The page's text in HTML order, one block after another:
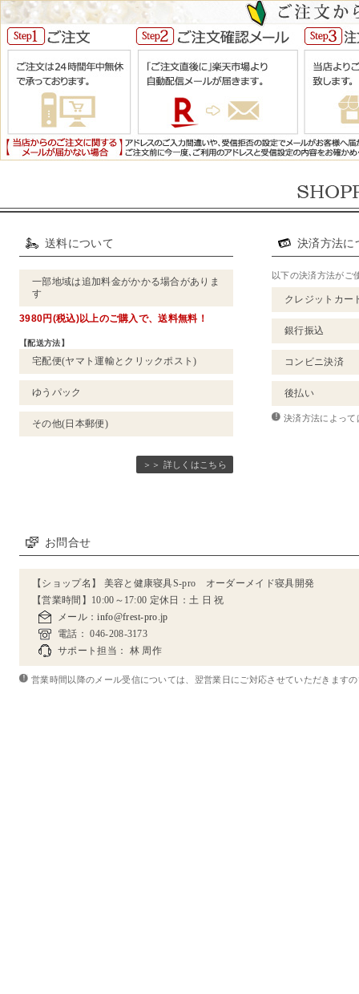
送料について
一部地域は追加料金がかかる場合がありま
す
3980円(税込)以上のご購入で、送料無料！
【配送方法】
宅配便(ヤマト運輸とクリックポスト)
ゆうパック
その他(日本郵便)
＞＞ 詳しくはこちら
決済方法に
以下の決済方法がご
クレジットカー
銀行振込
コンビニ決済
後払い
決済方法によっ
お問合せ
【ショップ名】 美容と健康寝具S-pro オーダーメイド寝具開発
【営業時間】10:00～17:00 定休日
：土 日 祝
メール：info@frest-pro.jp
電話： 046-208-3173
サポート担当： 林 周作
営業時間以降のメール受信については、翌営業日にご対応させていただきます